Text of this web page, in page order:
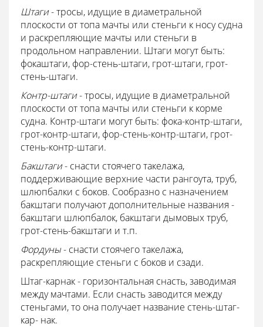
Штаги- тросы, идущие в диаметральной
плоскости от топа мачты или стеньги к носу судна
и раскрепляющие мачты или стеньги в
продольном направлении. Штаги могут быть:
фокаштаги, фор-стень-штаги, грот-штаги, грот-
стень-штаги.
Контр-штаги- тросы, идущие в диаметральной
плоскости от топа мачты или стеньги к корме
судна. Контр-штаги могут быть: фока-контр-штаги,
грот-контр-штаги, фор-стень-контр-штаги, грот-
стень-контр-штаги.
Бакштаги- снасти стоячего такелажа,
поддерживающие верхние части рангоута, труб,
шлюпбалки с боков. Сообразно с назначением
бакштаги получают дополнительные названия -
бакштаги шлюпбалок, бакштаги дымовых труб,
грот-стень-бакштаги и т.п.
Фордуны- снасти стоячего такелажа,
раскрепляющие стеньги с боков и сзади.
Штаг-карнак - горизонтальная снасть, заводимая
между мачтами. Если снасть заводится между
стеньгами, то она получает название стень-штаг-
кар- нак.